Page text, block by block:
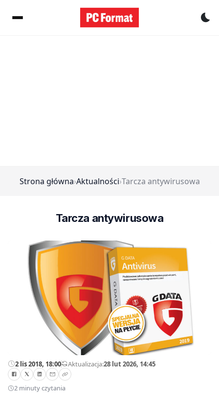
Strona główna›Aktualności›Tarcza antywirusowa
Tarcza antywirusowa
2 lis 2018, 18:00—Aktualizacja:28 lut 2026, 14:45
2 minuty czytania